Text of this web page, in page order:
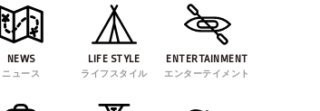
NEWS
ニュース
LIFE STYLE
ライフスタイル
ENTERTAINMENT
エンターテイメント